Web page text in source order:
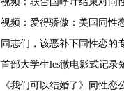
视频：爱得骄傲：美国同性
同志们，该恶补下同性恋的
首部大学生les微电影式记录
《我们可以结婚了》同性恋